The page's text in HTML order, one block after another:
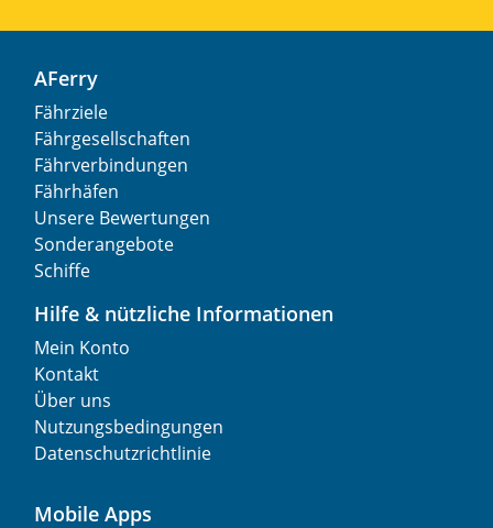
AFerry
Fährziele
Fährgesellschaften
Fährverbindungen
Fährhäfen
Unsere Bewertungen
Sonderangebote
Schiffe
Hilfe & nützliche Informationen
Mein Konto
Kontakt
Über uns
Nutzungsbedingungen
Datenschutzrichtlinie
Mobile Apps